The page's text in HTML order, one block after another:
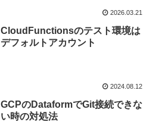
2026.03.21
CloudFunctionsのテスト環境は
デフォルトアカウント
2024.08.12
GCPのDataformでGit接続できな
い時の対処法